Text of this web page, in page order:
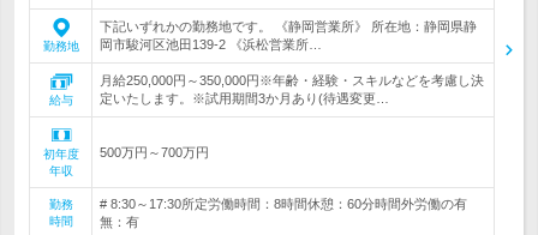
勤務地
下記いずれかの勤務地です。 《静岡営業所》 所在地：静岡県静
岡市駿河区池田139-2 《浜松営業所…
給与
月給250,000円～350,000円※年齢・経験・スキルなどを考慮し決
定いたします。※試用期間3か月あり(待遇変更…
初年度
年収
500万円～700万円
勤務
時間
# 8:30～17:30所定労働時間：8時間休憩：60分時間外労働の有
無：有